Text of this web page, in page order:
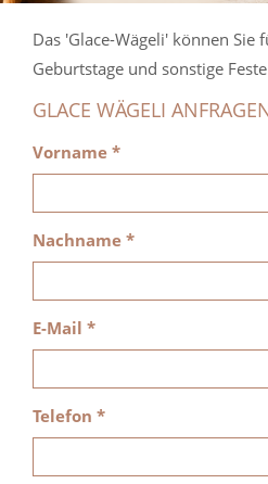
Das 'Glace-Wägeli' können Sie
Geburtstage und sonstige
GLACE WÄGELI
Vorname *
Nachname *
E-Mail *
Telefon *